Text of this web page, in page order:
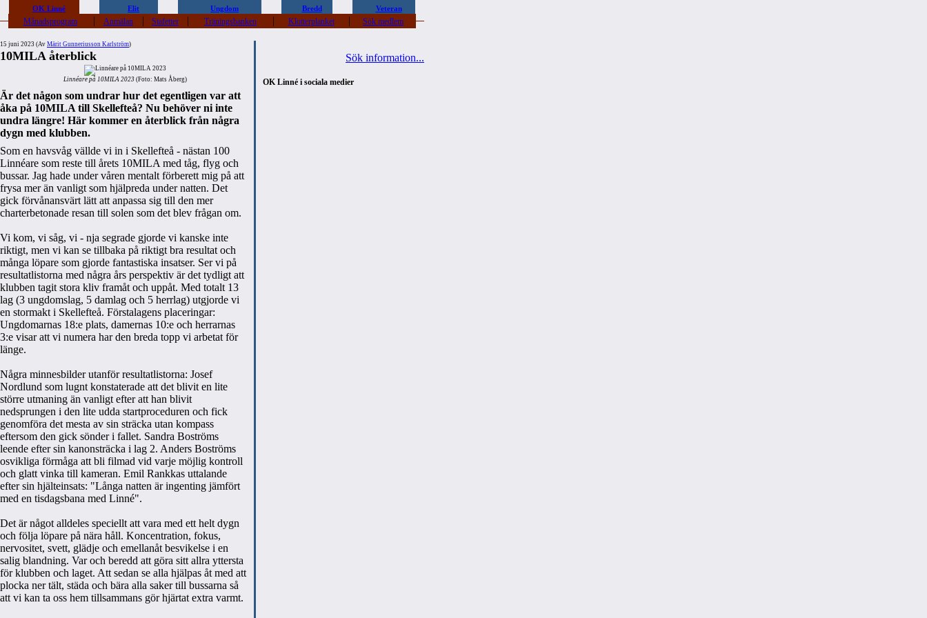
OK Linné Elit Ungdom Bredd Veteran
Månadsprogram | Anmälan | Stafetter | Träningsbanken | Klotterplanket | Sök medlem
15 juni 2023 (Av Märit Gunneriusson Karlström)
10MILA återblick
Linnéare på 10MILA 2023 (Foto: Mats Åberg)
Är det någon som undrar hur det egentligen var att
åka på 10MILA till Skellefteå? Nu behöver ni inte
undra längre! Här kommer en återblick från några
dygn med klubben.
Som en havsvåg vällde vi in i Skellefteå - nästan 100
Linnéare som reste till årets 10MILA med tåg, flyg och
bussar. Jag hade under våren mentalt förberett mig på att
frysa mer än vanligt som hjälpreda under natten. Det
gick förvånansvärt lätt att anpassa sig till den mer
charterbetonade resan till solen som det blev frågan om.
Vi kom, vi såg, vi - nja segrade gjorde vi kanske inte
riktigt, men vi kan se tillbaka på riktigt bra resultat och
många löpare som gjorde fantastiska insatser. Ser vi på
resultatlistorna med några års perspektiv är det tydligt att
klubben tagit stora kliv framåt och uppåt. Med totalt 13
lag (3 ungdomslag, 5 damlag och 5 herrlag) utgjorde vi
en stormakt i Skellefteå. Förstalagens placeringar:
Ungdomarnas 18:e plats, damernas 10:e och herrarnas
3:e visar att vi numera har den breda topp vi arbetat för
länge.
Några minnesbilder utanför resultatlistorna: Josef
Nordlund som lugnt konstaterade att det blivit en lite
större utmaning än vanligt efter att han blivit
nedsprungen i den lite udda startproceduren och fick
genomföra det mesta av sin sträcka utan kompass
eftersom den gick sönder i fallet. Sandra Boströms
leende efter sin kanonsträcka i lag 2. Anders Boströms
osvikliga förmåga att bli filmad vid varje möjlig kontroll
och glatt vinka till kameran. Emil Rankkas uttalande
efter sin hjälteinsats: "Långa natten är ingenting jämfört
med en tisdagsbana med Linné".
Det är något alldeles speciellt att vara med ett helt dygn
och följa löpare på nära håll. Koncentration, fokus,
nervositet, svett, glädje och emellanåt besvikelse i en
salig blandning. Var och beredd att göra sitt allra yttersta
för klubben och laget. Att sedan se alla hjälpas åt med att
plocka ner tält, städa och bära alla saker till bussarna så
att vi kan ta oss hem tillsammans gör hjärtat extra varmt.
Sök information...
OK Linné i sociala medier